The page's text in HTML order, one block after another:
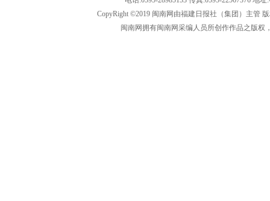
CopyRight ©2019 闽南网由福建日报社（集团）主管
闽南网拥有闽南网采编人员所创作作品之版